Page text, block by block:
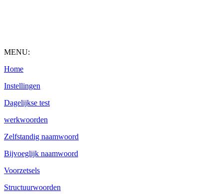
MENU:
Home
Instellingen
Dagelijkse test
werkwoorden
Zelfstandig naamwoord
Bijvoeglijk naamwoord
Voorzetsels
Structuurwoorden